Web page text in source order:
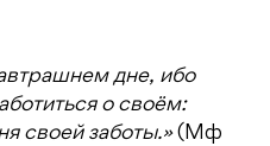
дне, ибо
о своём:
своей заботы.»(Мф